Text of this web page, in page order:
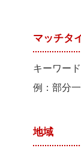
マッチタ
キーワー
例：部分
地域